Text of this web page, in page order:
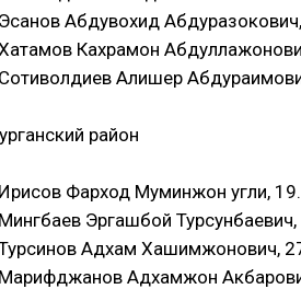
Абдувохид
Кахрамон
Алишер
район
Фарход Муминжон угли,
Эргашбой
Адхам Хашимжонович,
Адхамжон